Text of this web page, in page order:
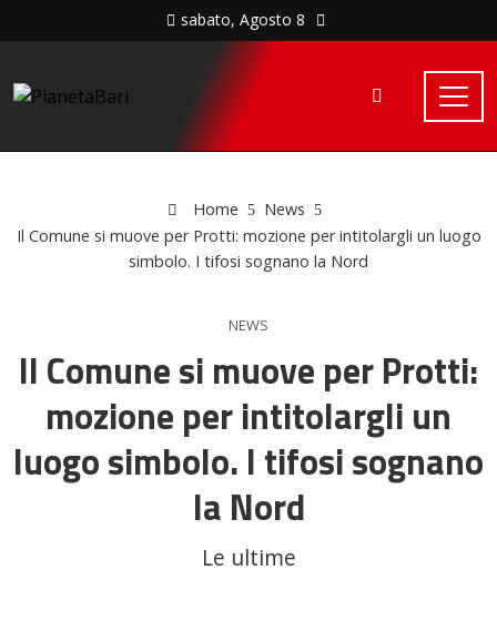
sabato, Agosto 8
Home
News
Il Comune si muove per Protti: mozione per intitolargli un luogo
simbolo. I tifosi sognano la Nord
NEWS
Il Comune si muove per Protti:
mozione per intitolargli un
luogo simbolo. I tifosi sognano
la Nord
Le ultime